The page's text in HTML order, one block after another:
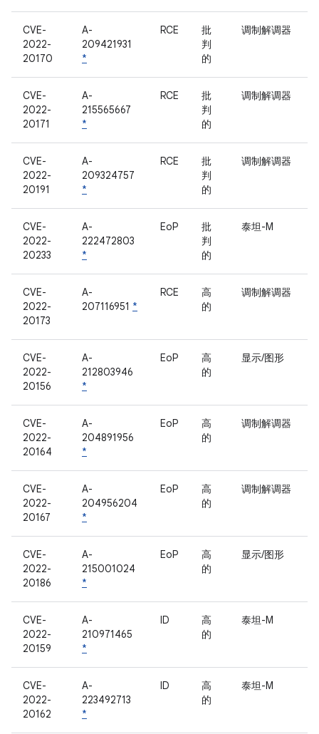
CVE-
2022-
20170
A-
209421931
*
RCE
批
判
的
调制解调器
CVE-
2022-
20171
A-
215565667
*
RCE
批
判
的
调制解调器
CVE-
2022-
20191
A-
209324757
*
RCE
批
判
的
调制解调器
CVE-
2022-
20233
A-
222472803
*
EoP
批
判
的
泰坦-M
CVE-
2022-
20173
A-
207116951 *
RCE
高
的
调制解调器
CVE-
2022-
20156
A-
212803946
*
EoP
高
的
显示/图形
CVE-
2022-
20164
A-
204891956
*
EoP
高
的
调制解调器
CVE-
2022-
20167
A-
204956204
*
EoP
高
的
调制解调器
CVE-
2022-
20186
A-
215001024
*
EoP
高
的
显示/图形
CVE-
2022-
20159
A-
210971465
*
ID
高
的
泰坦-M
CVE-
2022-
20162
A-
223492713
*
ID
高
的
泰坦-M